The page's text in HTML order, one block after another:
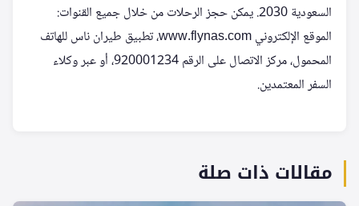
السعودية 2030. يمكن حجز الرحلات من خلال جميع القنوات:
الموقع الإلكتروني www.flynas.com، تطبيق طيران ناس للهاتف
المحمول، مركز الاتصال على الرقم 920001234، أو عبر وكلاء
السفر المعتمدين.
مقالات ذات صلة